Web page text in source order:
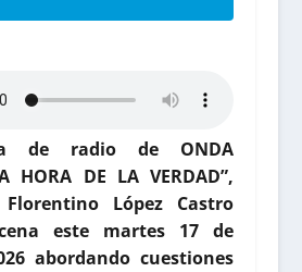
de radio de ONDA
HORA DE LA VERDAD”,
López Castro
este martes 17 de
abordando cuestiones